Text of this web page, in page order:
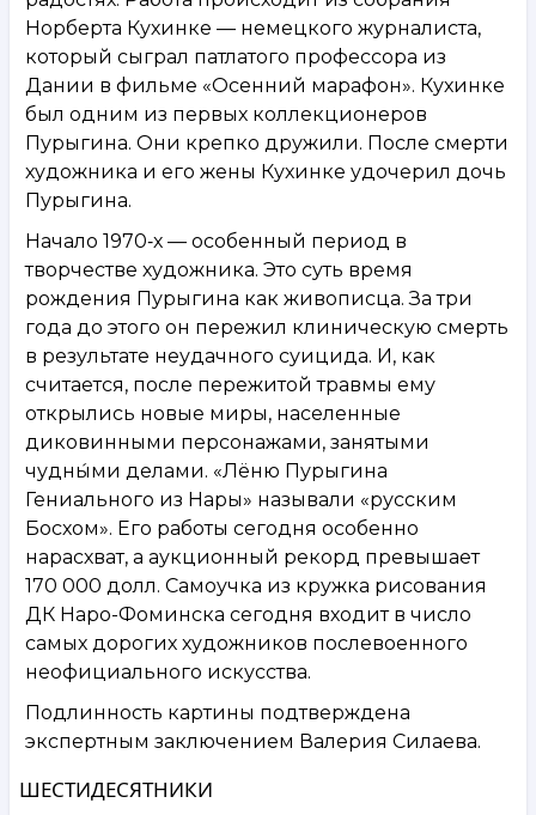
Норберта Кухинке — немецкого журналиста,
который сыграл патлатого профессора из
Дании в фильме «Осенний марафон». Кухинке
был одним из первых коллекционеров
Пурыгина. Они крепко дружили. После смерти
художника и его жены Кухинке удочерил дочь
Пурыгина.
Начало 1970‑х — особенный период в
творчестве художника. Это суть время
рождения Пурыгина как живописца. За три
года до этого он пережил клиническую смерть
в результате неудачного суицида. И, как
считается, после пережитой травмы ему
открылись новые миры, населенные
диковинными персонажами, занятыми
чудны́ми делами. «Лёню Пурыгина
Гениального из Нары» называли «русским
Босхом». Его работы сегодня особенно
нарасхват, а аукционный рекорд превышает
170 000 долл. Самоучка из кружка рисования
ДК Наро-Фоминска сегодня входит в число
самых дорогих художников послевоенного
неофициального искусства.
Подлинность картины подтверждена
экспертным заключением Валерия Силаева.
ШЕСТИДЕСЯТНИКИ